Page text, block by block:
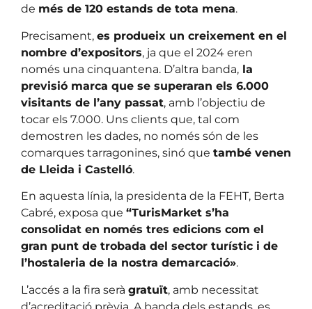
de més de 120 estands de tota mena.
Precisament, es produeix un creixement en el
nombre d’expositors, ja que el 2024 eren
només una cinquantena. D’altra banda, la
previsió marca que se superaran els 6.000
visitants de l’any passat, amb l’objectiu de
tocar els 7.000. Uns clients que, tal com
demostren les dades, no només són de les
comarques tarragonines, sinó que també venen
de Lleida i Castelló.
En aquesta línia, la presidenta de la FEHT, Berta
Cabré, exposa que “TurisMarket s’ha
consolidat en només tres edicions com el
gran punt de trobada del sector turístic i de
l’hostaleria de la nostra demarcació».
L’accés a la fira serà gratuït, amb necessitat
d’acreditació prèvia. A banda dels estands, es